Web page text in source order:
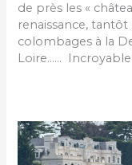
de près les «
renaissance,
colombages à la
Loire…… Incroyable